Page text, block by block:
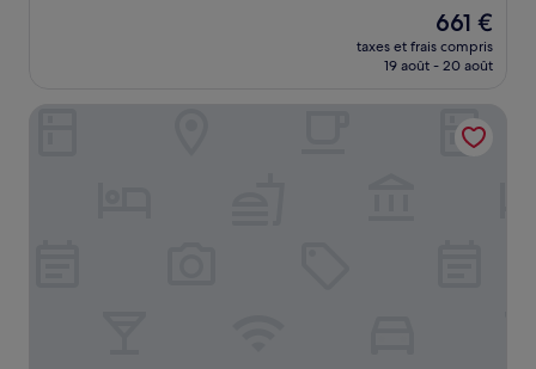
Le
nouveau
prix
de
661 €
661 €
taxes et frais compris
19 août - 20 août